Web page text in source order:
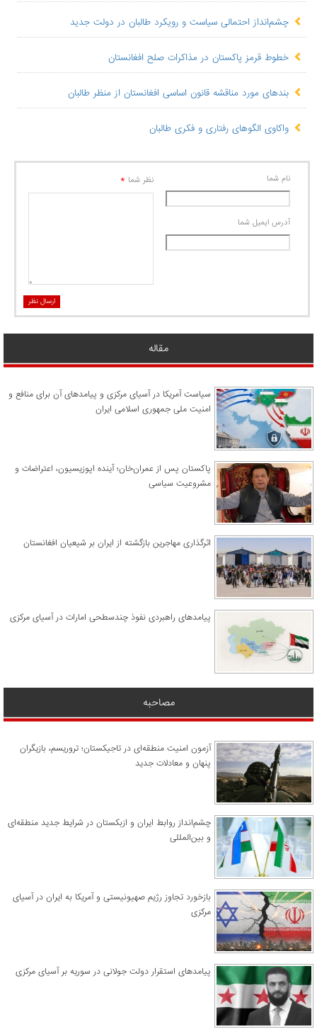
چشم‌انداز احتمالی سیاست و رویکرد طالبان در دولت جدید
خطوط قرمز پاکستان در مذاکرات صلح افغانستان
بندهای مورد مناقشه قانون اساسی افغانستان از منظر طالبان
واکاوی الگوهای رفتاری و فکری طالبان
نام شما
آدرس ايميل شما
نظر شما *
ارسال نظر
مقاله
سیاست آمریکا در آسیای مرکزی و پیامدهای آن برای منافع و
امنیت ملی جمهوری اسلامی ایران
پاکستان پس از عمران‌خان؛ آینده اپوزیسیون، اعتراضات و
مشروعیت سیاسی
اثرگذاری مهاجرین بازگشته از ایران بر شیعیان افغانستان
پیامدهای راهبردی نفوذ چندسطحی امارات در آسیای مرکزی
مصاحبه
آزمون امنیت منطقه‌ای در تاجیکستان؛ تروریسم، بازیگران
پنهان و معادلات جدید
چشم‌انداز روابط ایران و ازبکستان در شرایط جدید منطقه‌ای
و بین‌المللی
​بازخورد تجاوز رژیم صهیونیستی و آمریکا به ایران در آسیای
مرکزی
پیامدهای استقرار دولت جولانی در سوریه بر آسیای مرکزی